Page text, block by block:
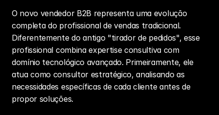
O novo vendedor B2B representa uma evolução
completa do profissional de vendas tradicional.
Diferentemente do antigo "tirador de pedidos", esse
profissional combina expertise consultiva com
domínio tecnológico avançado. Primeiramente, ele
atua como consultor estratégico, analisando as
necessidades específicas de cada cliente antes de
propor soluções.